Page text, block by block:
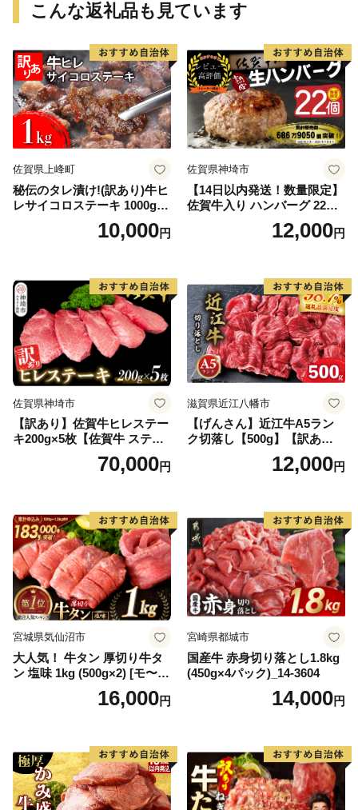
こんな返礼品も見ています
佐賀県上峰町
秘伝のタレ漬け!(訳あり)牛ヒ
レサイコロステーキ 1000g
10,000円
佐賀県神埼市
【14日以内発送！数量限定】
佐賀牛入り ハンバーグ 22個
2.6kg(120g×22個)【佐賀牛
黒毛和牛 ブランド牛 九州 ハ
気】(H083106)
12,000円
佐賀県神埼市
【訳あり】佐賀牛ヒレステー
キ200g×5枚【佐賀牛 ステー
キ ブランド肉 ヒレ肉 フィレ
肉 ジューシー ヘルシー】(H0
70,000円
滋賀県近江八幡市
【げんさん】近江牛A5ラン
ク切落し【500g】【訳あり】
12,000円
宮城県気仙沼市
大人気！ 牛タン 厚切り牛タ
ン 塩味 1kg (500g×2) [モ〜ラ
ンド 宮城県 気仙沼市 205646
60] 肉 牛肉 精肉 牛たん 牛タ
厚切り タン
16,000円
宮崎県都城市
国産牛 赤身切り落とし1.8kg
(450g×4パック)_14-3604
14,000円